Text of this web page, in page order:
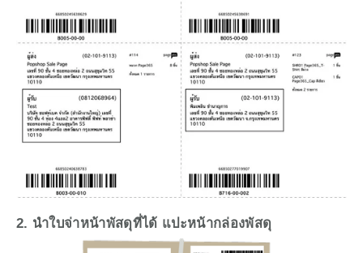
2. นำใบจ่าหน้าพัสดุที่ได้ แปะหน้ากล่องพัสดุ